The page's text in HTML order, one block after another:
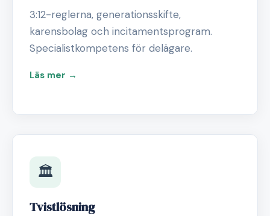
3:12-reglerna, generationsskifte,
karensbolag och incitamentsprogram.
Specialistkompetens för delägare.
Läs mer →
🏛️
Tvistlösning